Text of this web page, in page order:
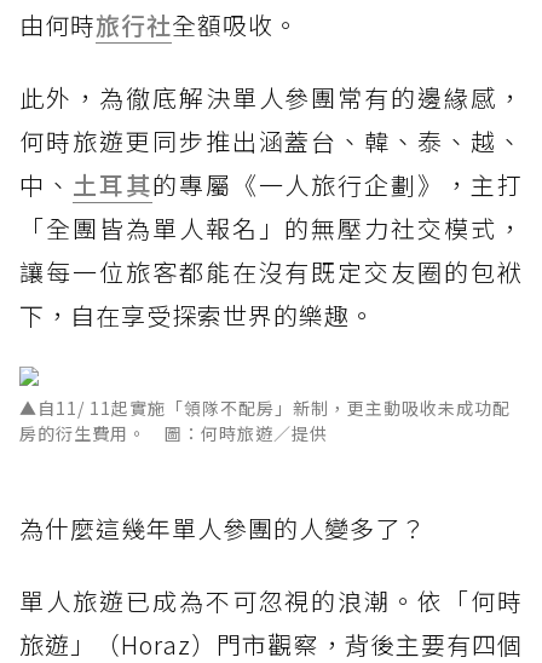
由何時旅行社全額吸收。
此外，為徹底解決單人參團常有的邊緣感，
何時旅遊更同步推出涵蓋台、韓、泰、越、
中、 土耳其的專屬《一人旅行企劃》，主打
「全團皆為單人報名」的無壓力社交模式，
讓每一位旅客都能在沒有既定交友圈的包袱
下，自在享受探索世界的樂趣。
▲自11/ 11起實施「領隊不配房」新制，更主動吸收未成功配
房的衍生費用。 圖：何時旅遊／提供
為什麼這幾年單人參團的人變多了？
單人旅遊已成為不可忽視的浪潮。依「何時
旅遊」（Horaz）門市觀察，背後主要有四個